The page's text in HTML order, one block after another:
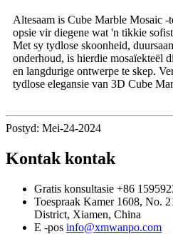
Altesaam is Cube Marble Mosaic -
opsie vir diegene wat 'n tikkie
Met sy tydlose skoonheid,
onderhoud, is hierdie mosaïekteël
en langdurige ontwerpe te skep.
tydlose elegansie van 3D Cube
Postyd: Mei-24-2024
Kontak kontak
Gratis konsultasie +86
Toespraak Kamer 1608, No.
District, Xiamen, China
E -pos info@xmwanpo.com